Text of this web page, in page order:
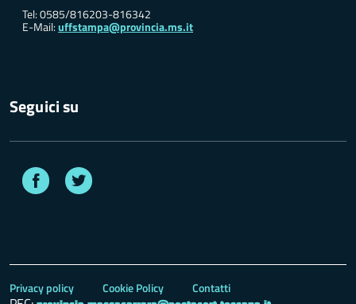
Tel: 0585/816203-816342
E-Mail:uffstampa@provincia.ms.it
Seguici su
Facebook
Privacy policy Cookie Policy Contatti